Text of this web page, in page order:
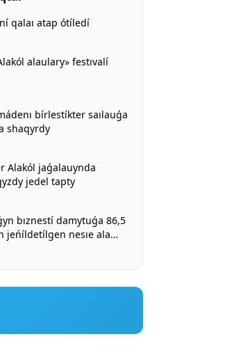
qalaı atap ótíledí
alaulary» festıvalí
bírlestíkter saılauǵa
shaqyrdy
Alakól jaǵalauynda
jedel tapty
bıznestí damytuǵa 86,5
jeńíldetílgen nesıe ala